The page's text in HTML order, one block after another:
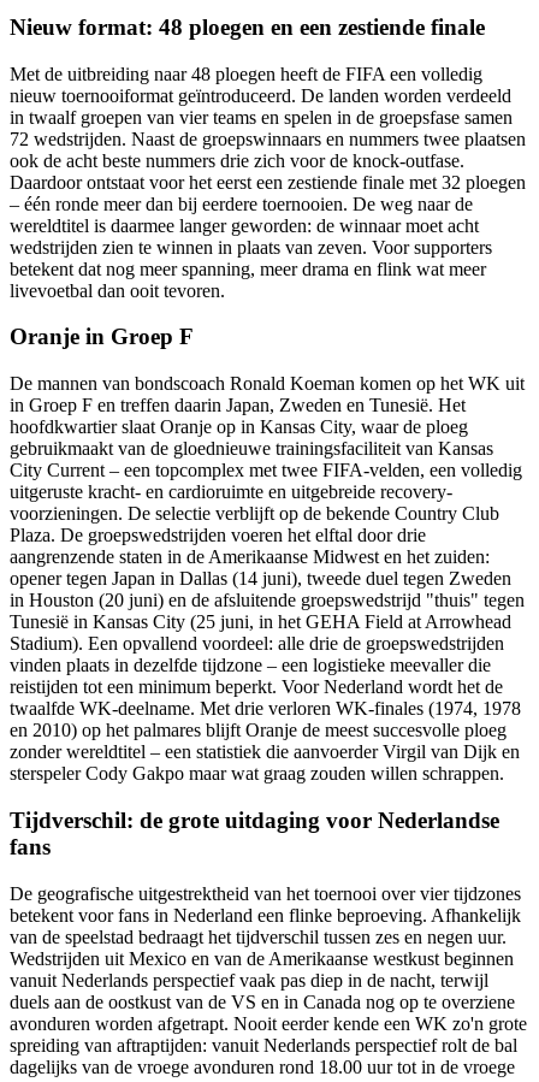
Nieuw format: 48 ploegen en een zestiende finale
Met de uitbreiding naar 48 ploegen heeft de FIFA een volledig
nieuw toernooiformat geïntroduceerd. De landen worden verdeeld
in twaalf groepen van vier teams en spelen in de groepsfase samen
72 wedstrijden. Naast de groepswinnaars en nummers twee plaatsen
ook de acht beste nummers drie zich voor de knock-outfase.
Daardoor ontstaat voor het eerst een zestiende finale met 32 ploegen
– één ronde meer dan bij eerdere toernooien. De weg naar de
wereldtitel is daarmee langer geworden: de winnaar moet acht
wedstrijden zien te winnen in plaats van zeven. Voor supporters
betekent dat nog meer spanning, meer drama en flink wat meer
livevoetbal dan ooit tevoren.
Oranje in Groep F
De mannen van bondscoach Ronald Koeman komen op het WK uit
in Groep F en treffen daarin Japan, Zweden en Tunesië. Het
hoofdkwartier slaat Oranje op in Kansas City, waar de ploeg
gebruikmaakt van de gloednieuwe trainingsfaciliteit van Kansas
City Current – een topcomplex met twee FIFA-velden, een volledig
uitgeruste kracht- en cardioruimte en uitgebreide recovery-
voorzieningen. De selectie verblijft op de bekende Country Club
Plaza. De groepswedstrijden voeren het elftal door drie
aangrenzende staten in de Amerikaanse Midwest en het zuiden:
opener tegen Japan in Dallas (14 juni), tweede duel tegen Zweden
in Houston (20 juni) en de afsluitende groepswedstrijd "thuis" tegen
Tunesië in Kansas City (25 juni, in het GEHA Field at Arrowhead
Stadium). Een opvallend voordeel: alle drie de groepswedstrijden
vinden plaats in dezelfde tijdzone – een logistieke meevaller die
reistijden tot een minimum beperkt. Voor Nederland wordt het de
twaalfde WK-deelname. Met drie verloren WK-finales (1974, 1978
en 2010) op het palmares blijft Oranje de meest succesvolle ploeg
zonder wereldtitel – een statistiek die aanvoerder Virgil van Dijk en
sterspeler Cody Gakpo maar wat graag zouden willen schrappen.
Tijdverschil: de grote uitdaging voor Nederlandse
fans
De geografische uitgestrektheid van het toernooi over vier tijdzones
betekent voor fans in Nederland een flinke beproeving. Afhankelijk
van de speelstad bedraagt het tijdverschil tussen zes en negen uur.
Wedstrijden uit Mexico en van de Amerikaanse westkust beginnen
vanuit Nederlands perspectief vaak pas diep in de nacht, terwijl
duels aan de oostkust van de VS en in Canada nog op te overziene
avonduren worden afgetrapt. Nooit eerder kende een WK zo'n grote
spreiding van aftraptijden: vanuit Nederlands perspectief rolt de bal
dagelijks van de vroege avonduren rond 18.00 uur tot in de vroege